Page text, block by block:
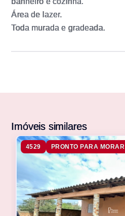
Área de lazer.
Toda murada e gradeada.
Imóveis similares
4529 PRONTO PARA MORAR